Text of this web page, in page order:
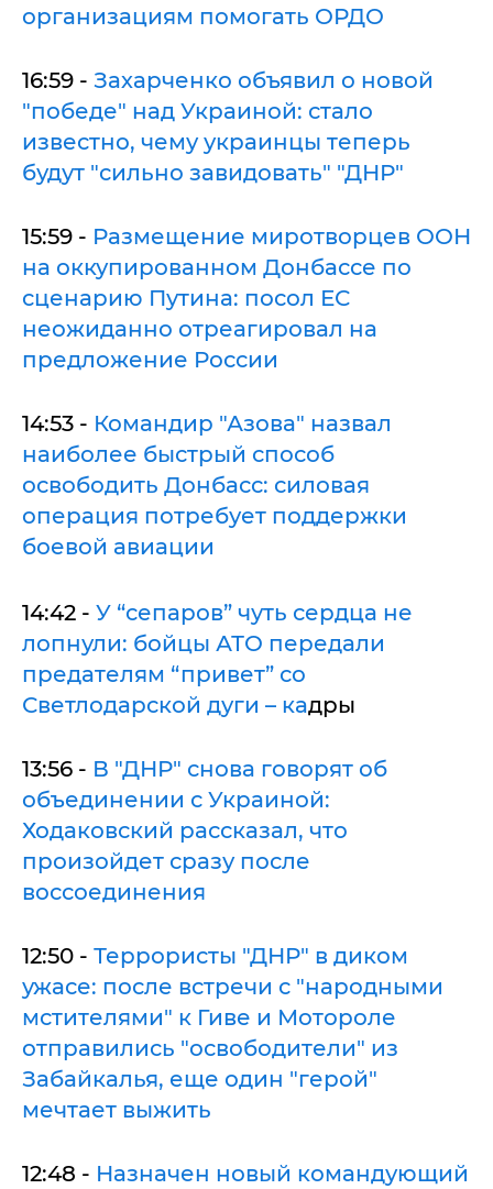
организациям помогать ОРДО
16:59 - Захарченко объявил о новой
"победе" над Украиной: стало
известно, чему украинцы теперь
будут "сильно завидовать" "ДНР"
15:59 - Размещение миротворцев ООН
на оккупированном Донбассе по
сценарию Путина: посол ЕС
неожиданно отреагировал на
предложение России
14:53 - Командир "Азова" назвал
наиболее быстрый способ
освободить Донбасс: силовая
операция потребует поддержки
боевой авиации
14:42 - У “сепаров” чуть сердца не
лопнули: бойцы АТО передали
предателям “привет” со
Светлодарской дуги – кадры
13:56 - В "ДНР" снова говорят об
объединении с Украиной:
Ходаковский рассказал, что
произойдет сразу после
воссоединения
12:50 - Террористы "ДНР" в диком
ужасе: после встречи с "народными
мстителями" к Гиве и Мотороле
отправились "освободители" из
Забайкалья, еще один "герой"
мечтает выжить
12:48 - Назначен новый командующий